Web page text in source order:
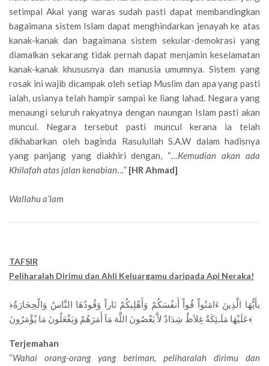
setimpal Akal yang waras sudah pasti dapat membandingkan
bagaimana sistem Islam dapat menghindarkan jenayah ke atas
kanak-kanak dan bagaimana sistem sekular-demokrasi yang
diamalkan sekarang tidak pernah dapat menjamin keselamatan
kanak-kanak khususnya dan manusia umumnya. Sistem yang
rosak ini wajib dicampak oleh setiap Muslim dan apa yang pasti
ialah, usianya telah hampir sampai ke liang lahad. Negara yang
menaungi seluruh rakyatnya dengan naungan Islam pasti akan
muncul. Negara tersebut pasti muncul kerana ia telah
dikhabarkan oleh baginda Rasulullah S.A.W dalam hadisnya
yang panjang yang diakhiri dengan, “…Kemudian akan ada
Khilafah atas jalan kenabian…” [HR Ahmad]
Wallahu a’lam
TAFSIR
Peliharalah Dirimu dan Ahli Keluargamu daripada Api Neraka!
﴿يأَيُّهَا الَّذِينَ ءَامَنُواْ قُواْ أَنفُسَكُمْ وَأَهْلِيكُمْ نَاراً وَقُودُهَا النَّاسُ وَالْحِجَارَةُ
عَلَيْهَا مَلَـئِكَةٌ غِلاَظٌ شِدَادٌ لاَّ يَعْصُونَ اللَّهَ مَآ أَمَرَهُمْ وَيَفْعَلُونَ مَا يُؤْمَرُونَ﴾
Terjemahan
“Wahai orang-orang yang beriman, peliharalah dirimu dan